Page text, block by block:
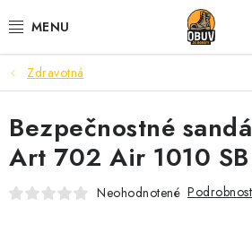
na
PRACOVNÁ A BEZPEČNOSTNÁ OBUV
VOĽNOČASOVÁ OBUV
VÝPREDAJ
Zdravotná
Bezpečnostné
Art 702 Air 1010
Neohodnotené